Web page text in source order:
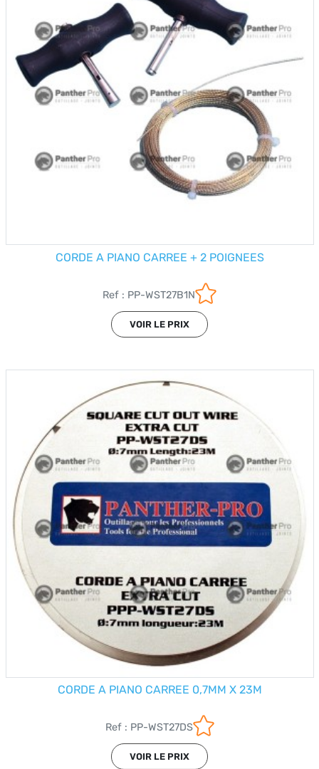
CORDE A PIANO CARREE + 2 POIGNEES
Ref : PP-WST27B1N
VOIR LE PRIX
CORDE A PIANO CARREE 0,7MM X 23M
Ref : PP-WST27DS
VOIR LE PRIX